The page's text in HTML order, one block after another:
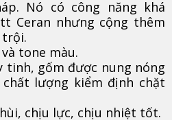
Nó có công năng khá
Ceran nhưng cộng thêm
trội.
tone màu.
tinh, gốm được nung nóng
lượng kiểm định chặt
chịu lực, chịu nhiệt tốt.